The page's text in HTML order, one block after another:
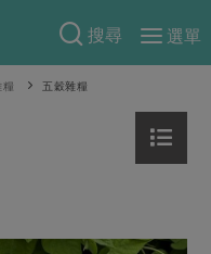
搜尋
選單
糧 五穀雜糧